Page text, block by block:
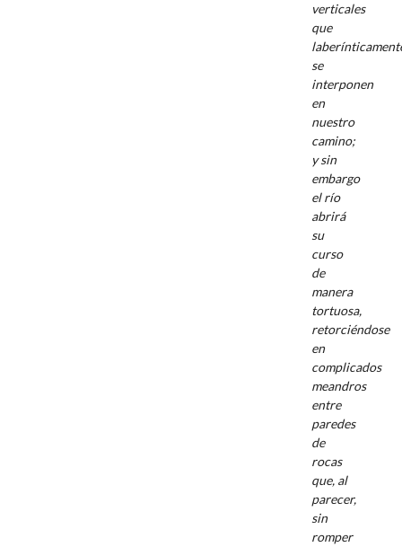
verticales
que
se
interponen
en
nuestro
camino;
y sin
embargo
el río
abrirá
su
curso
de
manera
tortuosa,
retorciéndose
en
complicados
meandros
entre
paredes
de
rocas
que, al
parecer,
sin
romper